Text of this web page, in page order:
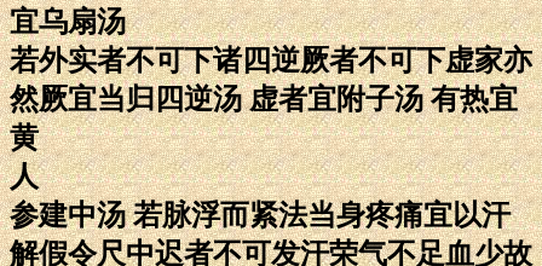
宜乌扇汤
若外实者不可下诸四逆厥者不可下虚家亦
然厥宜当归四逆汤 虚者宜附子汤 有热宜
黄
人
参建中汤 若脉浮而紧法当身疼痛宜以汗
解假令尺中迟者不可发汗荣气不足血少故